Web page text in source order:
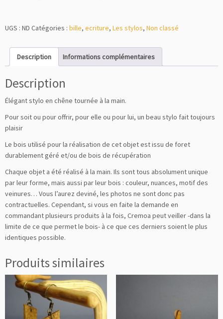
UGS : ND Catégories : bille, ecriture, Les stylos, Non classé
Description Informations complémentaires
Description
Élégant stylo en chêne tournée à la main.
Pour soit ou pour offrir, pour elle ou pour lui, un beau stylo fait toujours
plaisir
Le bois utilisé pour la réalisation de cet objet est issu de foret
durablement géré et/ou de bois de récupération
Chaque objet a été réalisé à la main. Ils sont tous absolument unique
par leur forme, mais aussi par leur bois : couleur, nuances, motif des
veinures… Vous l’aurez deviné, les photos ne sont donc pas
contractuelles. Cependant, si vous en faite la demande en
commandant plusieurs produits à la fois, Cremoa peut veiller -dans la
limite de ce que permet le bois- à ce que ces derniers soient le plus
identiques possible.
Produits similaires